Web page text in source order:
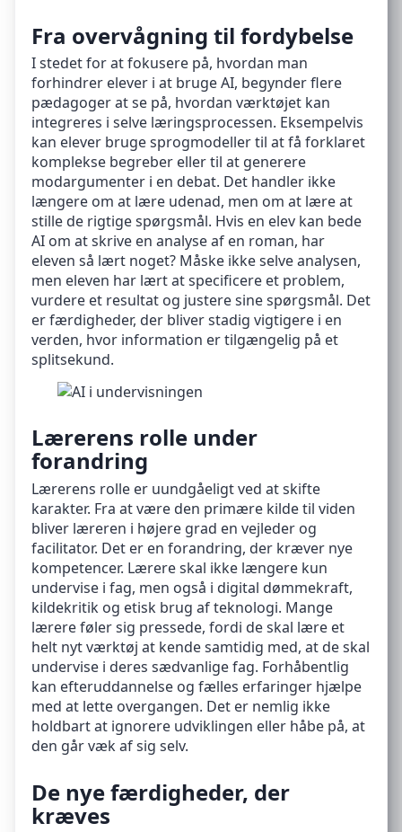
Fra overvågning til fordybelse
I stedet for at fokusere på, hvordan man
forhindrer elever i at bruge AI, begynder flere
pædagoger at se på, hvordan værktøjet kan
integreres i selve læringsprocessen. Eksempelvis
kan elever bruge sprogmodeller til at få forklaret
komplekse begreber eller til at generere
modargumenter i en debat. Det handler ikke
længere om at lære udenad, men om at lære at
stille de rigtige spørgsmål. Hvis en elev kan bede
AI om at skrive en analyse af en roman, har
eleven så lært noget? Måske ikke selve analysen,
men eleven har lært at specificere et problem,
vurdere et resultat og justere sine spørgsmål. Det
er færdigheder, der bliver stadig vigtigere i en
verden, hvor information er tilgængelig på et
splitsekund.
Lærerens rolle under
forandring
Lærerens rolle er uundgåeligt ved at skifte
karakter. Fra at være den primære kilde til viden
bliver læreren i højere grad en vejleder og
facilitator. Det er en forandring, der kræver nye
kompetencer. Lærere skal ikke længere kun
undervise i fag, men også i digital dømmekraft,
kildekritik og etisk brug af teknologi. Mange
lærere føler sig pressede, fordi de skal lære et
helt nyt værktøj at kende samtidig med, at de skal
undervise i deres sædvanlige fag. Forhåbentlig
kan efteruddannelse og fælles erfaringer hjælpe
med at lette overgangen. Det er nemlig ikke
holdbart at ignorere udviklingen eller håbe på, at
den går væk af sig selv.
De nye færdigheder, der
kræves